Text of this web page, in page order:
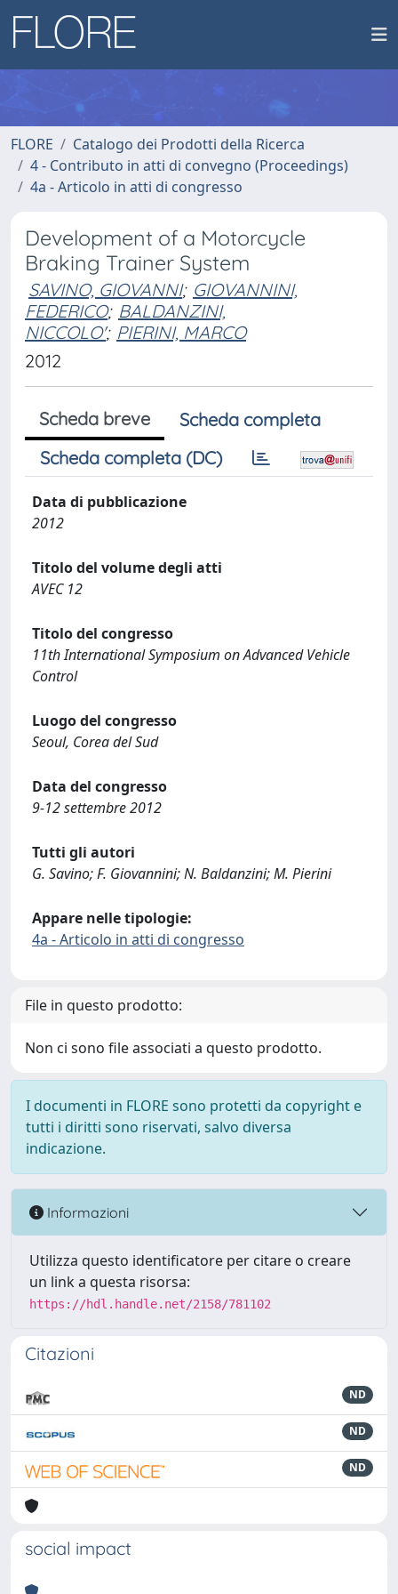
FLORE
Catalogo dei Prodotti della Ricerca
4 - Contributo in atti di convegno (Proceedings)
4a - Articolo in atti di congresso
Development of a Motorcycle
Braking Trainer System
SAVINO, GIOVANNI; GIOVANNINI,
FEDERICO; BALDANZINI,
NICCOLO'; PIERINI, MARCO
2012
Scheda breve
Scheda completa
Scheda completa (DC)
Data di pubblicazione
2012
Titolo del volume degli atti
AVEC 12
Titolo del congresso
11th International Symposium on Advanced Vehicle
Control
Luogo del congresso
Seoul, Corea del Sud
Data del congresso
9-12 settembre 2012
Tutti gli autori
G. Savino; F. Giovannini; N. Baldanzini; M. Pierini
Appare nelle tipologie:
4a - Articolo in atti di congresso
File in questo prodotto:
Non ci sono file associati a questo prodotto.
I documenti in FLORE sono protetti da copyright e
tutti i diritti sono riservati, salvo diversa
indicazione.
Informazioni
Utilizza questo identificatore per citare o creare
un link a questa risorsa:
https://hdl.handle.net/2158/781102
Citazioni
ND
ND
ND
social impact